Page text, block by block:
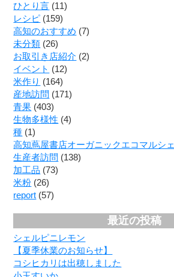
ひとり言 (11)
レシピ (159)
高知のおすすめ (7)
未分類 (26)
お取引き店紹介 (2)
イベント (12)
米作り (164)
産地訪問 (171)
青果 (403)
生物多様性 (4)
種 (1)
高知蔦屋書店オーガニックエコマルシェ
生産者訪問 (138)
加工品 (73)
米粉 (26)
report (57)
最近の投稿
シェルピニレモン
【夏季休業のお知らせ】
コシヒカリは出穂しました